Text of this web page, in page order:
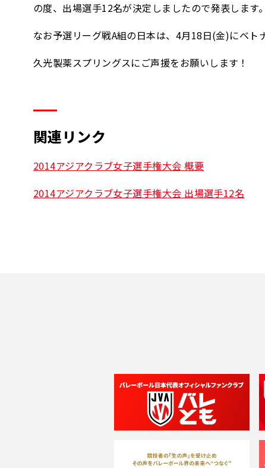
の度、出場選手12名が決定しましたので発表します。
なお予選リーグ戦A組の日本は、4月18日(金)にベト
久光製薬スプリングスにご声援をお願いします！
関連リンク
2014アジアクラブ女子選手権大会 概要
2014アジアクラブ女子選手権大会 出場選手12名